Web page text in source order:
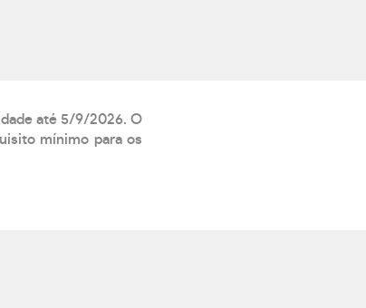
até 5/9/2026. O
mínimo para os